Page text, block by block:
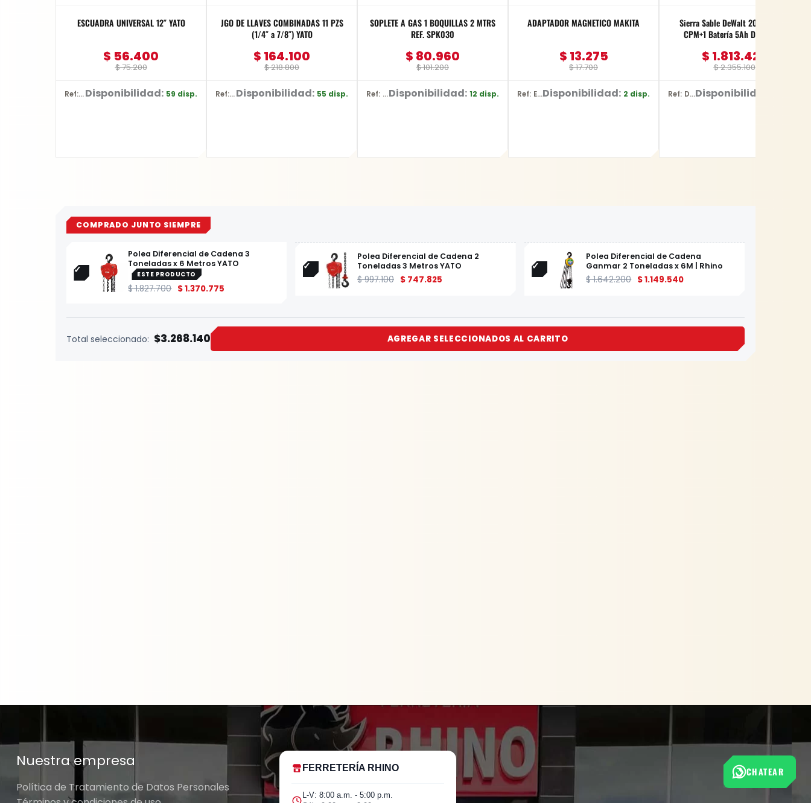
ESCUADRA UNIVERSAL 12″ YATO
$75.200
$ 56.400
Ref: YT-70772Disponibilidad: 59 disp.
JGO DE LLAVES COMBINADAS 11 PZS
(1/4″ a 7/8″) YATO
$218.800
$ 164.100
Ref: YT-48851Disponibilidad: 55 disp.
SOPLETE A GAS 1 BOQUILLAS 2 MTRS
REF. SPK030
$101.200
$ 80.960
Ref: SPK030Disponibilidad: 12 disp.
ADAPTADOR MAGNETICO MAKITA
$17.700
$ 13.275
Ref: E-03442Disponibilidad: 2 disp.
Sierra Sable DeWalt 20V 0-3000
CPM+1 Batería 5Ah DCS380P1
$2.355.100
$ 1.813.427
Ref: DCS380P1Disponibilidad:
COMPRADO JUNTO SIEMPRE
Polea Diferencial de Cadena 3
Toneladas x 6 Metros YATO
ESTE PRODUCTO
$1.827.700 $1.370.775
Polea Diferencial de Cadena 2
Toneladas 3 Metros YATO
$997.100 $747.825
Polea Diferencial de Cadena
Ganmar 2 Toneladas x 6M | Rhino
$1.642.200 $1.149.540
Total seleccionado: $3.268.140 AGREGAR SELECCIONADOS AL CARRITO
Nuestra empresa
Política de Tratamiento de Datos Personales
Términos y condiciones de uso
FERRETERÍA RHINO
L-V: 8:00 a.m. - 5:00 p.m.
Sáb: 9:00 am - 2:00 pm
CHATEAR